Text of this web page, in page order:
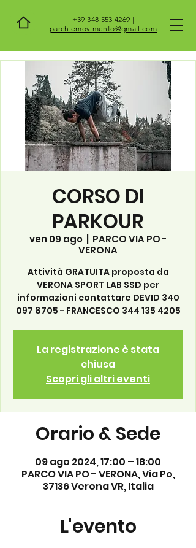
+39 348 553 4269 |
parchiemovimento@gmail.com
CORSO DI
PARKOUR
ven 09 ago
  |
PARCO VIA PO -
VERONA
Attività GRATUITA proposta da
VERONA SPORT LAB SSD per
informazioni contattare DEVID 340
097 8705 - FRANCESCO 344 135 4205
La registrazione è stata
chiusa
Scopri gli altri eventi
Orario & Sede
09 ago 2024, 17:00 – 18:00
PARCO VIA PO - VERONA, Via Po,
37136 Verona VR, Italia
L'evento